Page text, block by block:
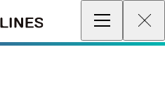
トワーク